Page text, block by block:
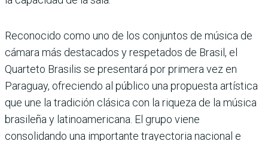
Reconocido como uno de los conjuntos de música de
cámara más destacados y respetados de Brasil, el
Quarteto Brasilis se presentará por primera vez en
Paraguay, ofreciendo al público una propuesta artística
que une la tradición clásica con la riqueza de la música
brasileña y latinoamericana. El grupo viene
consolidando una importante trayectoria nacional e